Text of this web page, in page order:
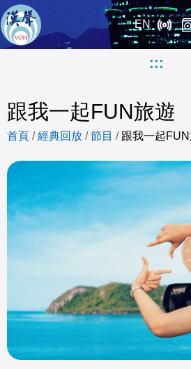
EN
:::
跟我一起FUN旅遊
首頁 /經典回放 /節目 / 跟我一起